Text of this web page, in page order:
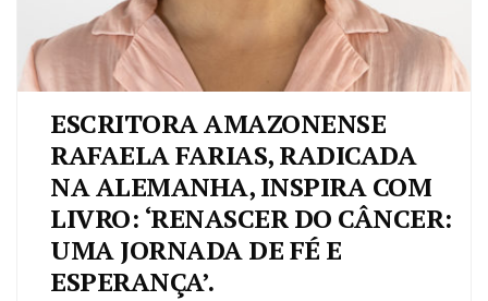
ESCRITORA AMAZONENSE
RAFAELA FARIAS, RADICADA
NA ALEMANHA, INSPIRA COM
LIVRO: ‘RENASCER DO CÂNCER:
UMA JORNADA DE FÉ E
ESPERANÇA’.